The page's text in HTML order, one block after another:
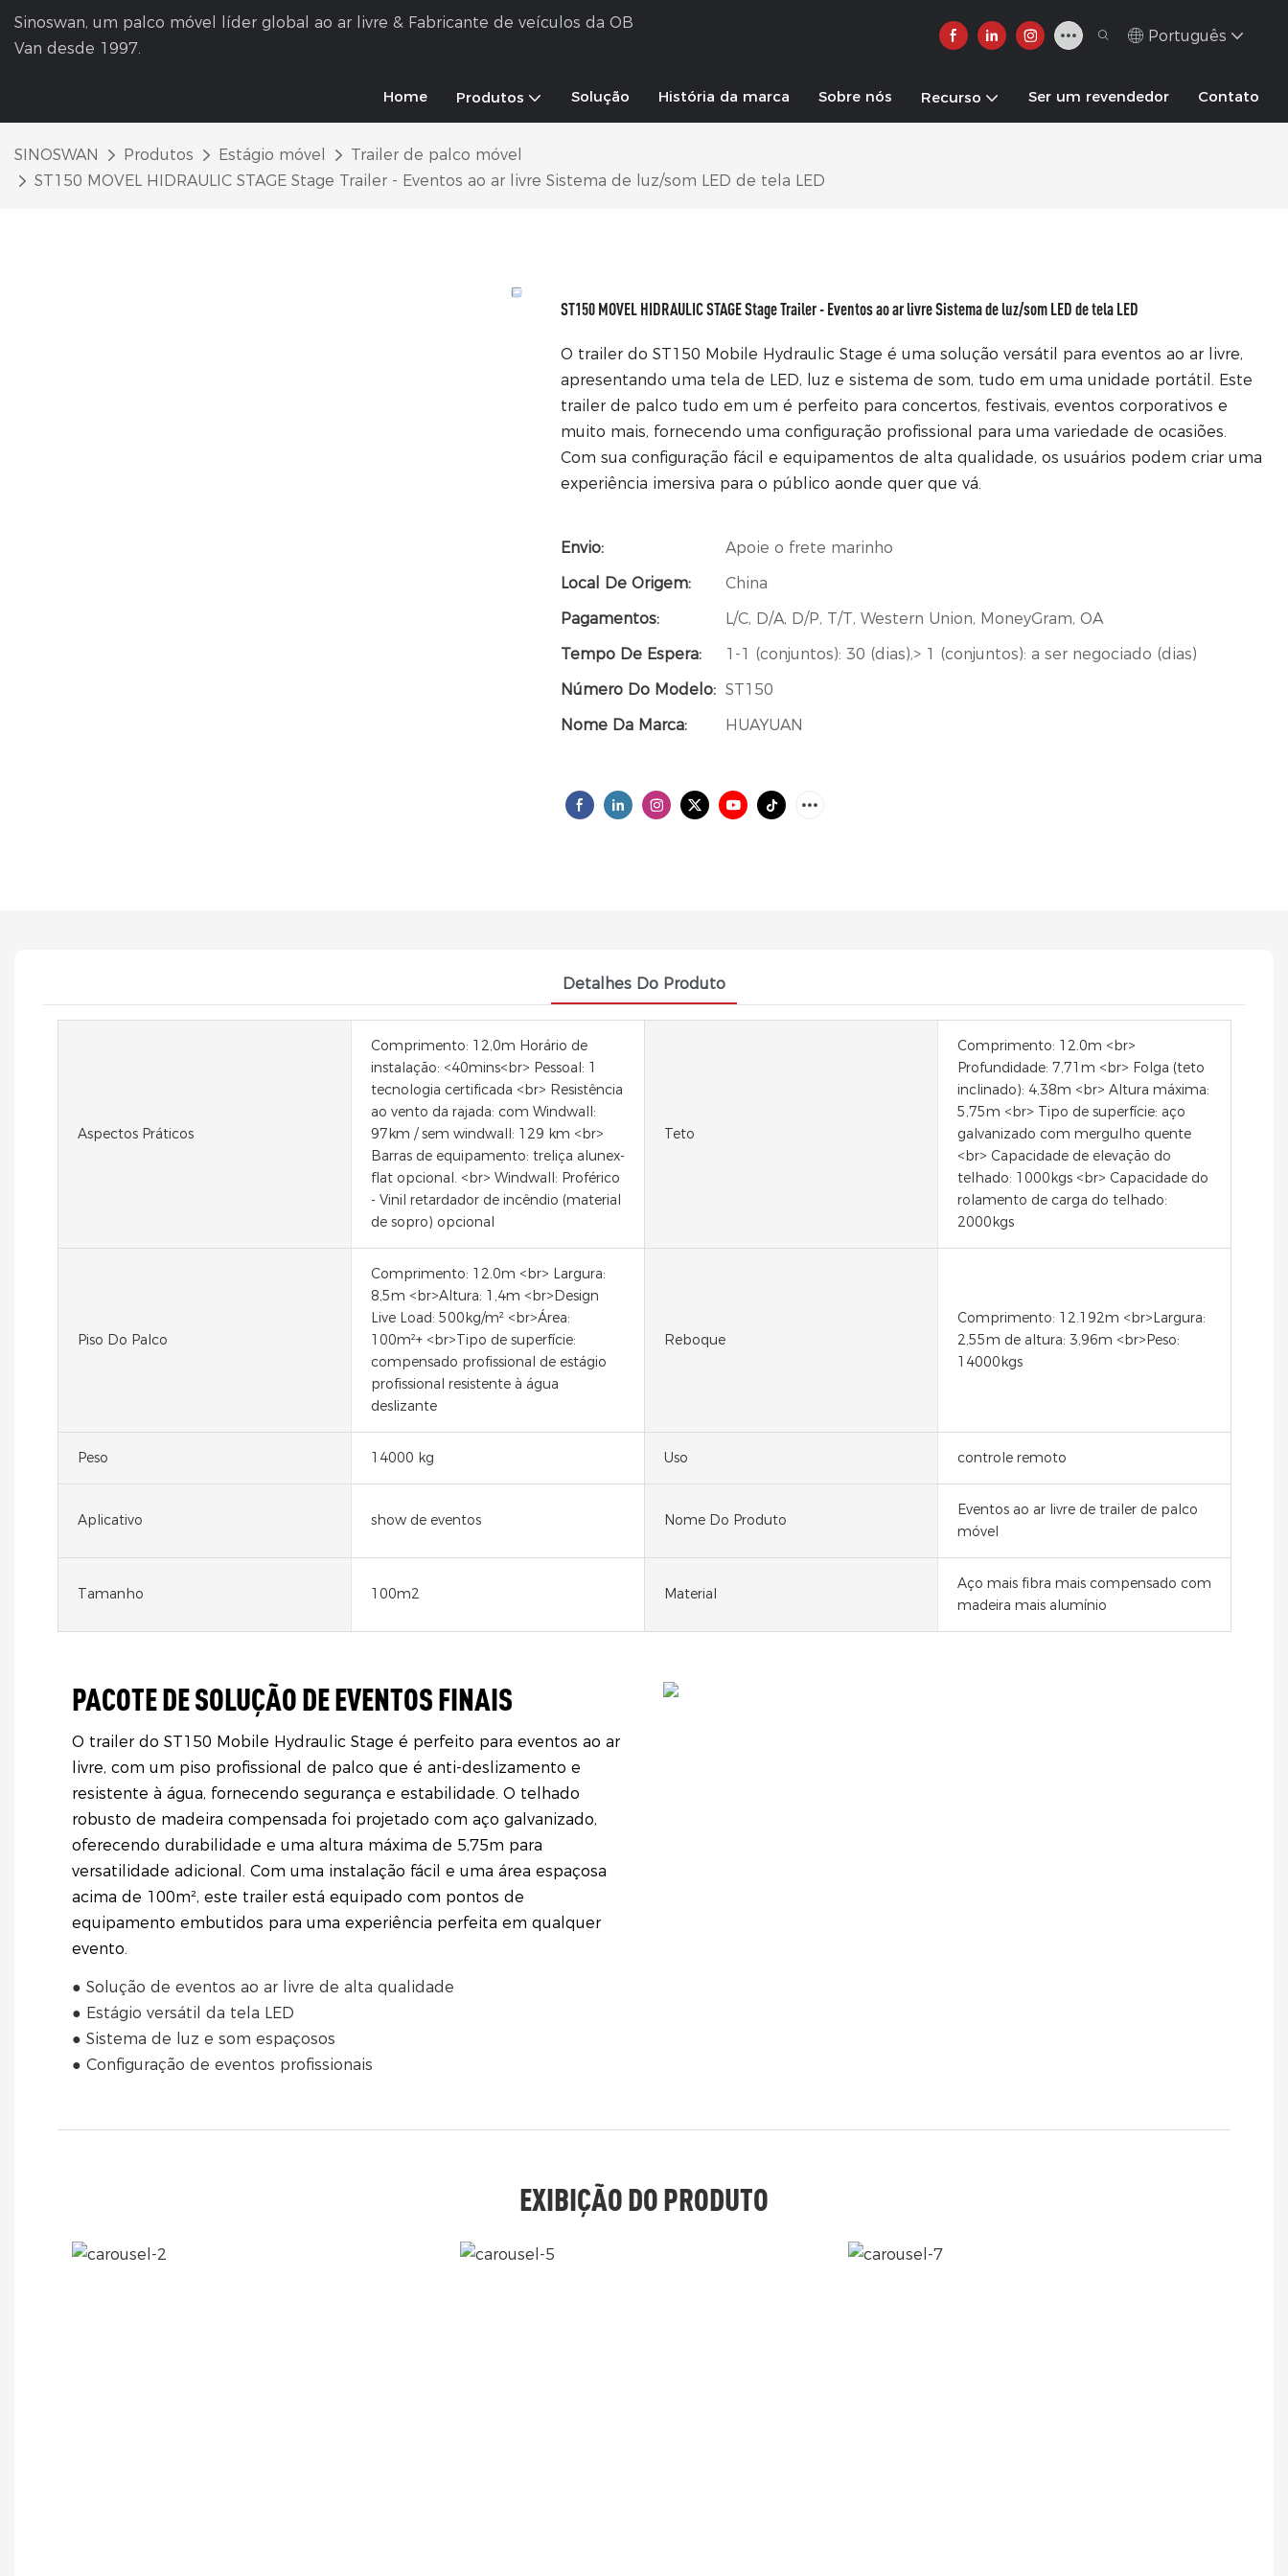
Sinoswan, um palco móvel líder global ao ar livre & Fabricante de veículos da OB
Van desde 1997.
Português
Home Produtos Solução História da marca Sobre nós Recurso Ser um revendedor Contato
SINOSWAN Produtos Estágio móvel
Trailer de palco móvel
ST150 MOVEL HIDRAULIC STAGE Stage Trailer - Eventos ao ar livre Sistema de luz/som LED de tela LED
ST150 MOVEL HIDRAULIC STAGE Stage Trailer - Eventos ao ar livre Sistema de luz/som LED de tela LED
O trailer do ST150 Mobile Hydraulic Stage é uma solução versátil para eventos ao ar livre,
apresentando uma tela de LED, luz e sistema de som, tudo em uma unidade portátil. Este
trailer de palco tudo em um é perfeito para concertos, festivais, eventos corporativos e
muito mais, fornecendo uma configuração profissional para uma variedade de ocasiões.
Com sua configuração fácil e equipamentos de alta qualidade, os usuários podem criar uma
experiência imersiva para o público aonde quer que vá.
Envio:
Apoie o frete marinho
Local De Origem:
China
Pagamentos:
L/C, D/A, D/P, T/T, Western Union, MoneyGram, OA
Tempo De Espera:
1-1 (conjuntos): 30 (dias),> 1 (conjuntos): a ser negociado (dias)
Número Do Modelo: ST150
Nome Da Marca:
HUAYUAN
Detalhes Do Produto
Aspectos Práticos
Comprimento: 12,0m Horário de
instalação: <40mins<br> Pessoal: 1
tecnologia certificada <br> Resistência
ao vento da rajada: com Windwall:
97km / sem windwall: 129 km <br>
Barras de equipamento: treliça alunex-
flat opcional. <br> Windwall: Proférico
- Vinil retardador de incêndio (material
de sopro) opcional
Teto
Comprimento: 12.0m <br>
Profundidade: 7,71m <br> Folga (teto
inclinado): 4,38m <br> Altura máxima:
5,75m <br> Tipo de superfície: aço
galvanizado com mergulho quente
<br> Capacidade de elevação do
telhado: 1000kgs <br> Capacidade do
rolamento de carga do telhado:
2000kgs
Piso Do Palco
Comprimento: 12.0m <br> Largura:
8,5m <br>Altura: 1,4m <br>Design
Live Load: 500kg/m² <br>Área:
100m²+ <br>Tipo de superfície:
compensado profissional de estágio
profissional resistente à água
deslizante
Reboque
Comprimento: 12.192m <br>Largura:
2,55m de altura: 3,96m <br>Peso:
14000kgs
Peso 14000 kg Uso controle remoto
Aplicativo show de eventos Nome Do Produto
Eventos ao ar livre de trailer de palco
móvel
Tamanho 100m2 Material
Aço mais fibra mais compensado com
madeira mais alumínio
PACOTE DE SOLUÇÃO DE EVENTOS FINAIS
O trailer do ST150 Mobile Hydraulic Stage é perfeito para eventos ao ar
livre, com um piso profissional de palco que é anti-deslizamento e
resistente à água, fornecendo segurança e estabilidade. O telhado
robusto de madeira compensada foi projetado com aço galvanizado,
oferecendo durabilidade e uma altura máxima de 5,75m para
versatilidade adicional. Com uma instalação fácil e uma área espaçosa
acima de 100m², este trailer está equipado com pontos de
equipamento embutidos para uma experiência perfeita em qualquer
evento.
● Solução de eventos ao ar livre de alta qualidade
● Estágio versátil da tela LED
● Sistema de luz e som espaçosos
● Configuração de eventos profissionais
EXIBIÇÃO DO PRODUTO